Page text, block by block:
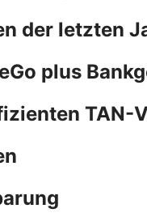
der letzten
plus
TAN-